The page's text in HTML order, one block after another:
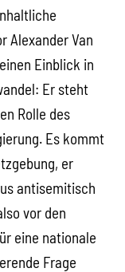
Alexander Van
Einblick in
Er steht
Rolle des
Es kommt
er
antisemitisch
vor den
eine nationale
Frage